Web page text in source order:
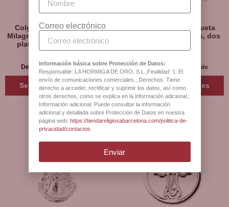
Colgante Medalla Virgen
Milagrosa, enmarque calado,
plata 925, dos modelos
Desde: 64€ I.V.A incluido
Seleccionar opciones
Colgante medalla silueta
Virgen con Niño Jesús, dos
Desde: 25 I.V.A incluido
Seleccionar opciones
Correo electrónico
Información básica sobre Protección de Datos:
Responsable: LA HORMIGA DE ORO, S.L.;Finalidad: 1: El
envío de comunicaciones comerciales.; Derechos: Tiene
derecho a acceder, rectificar y suprimir los datos, así como
otros derechos, como se explica en la información adicional.;
Información adicional: Puede consultar la información
adicional y detallada sobre Protección de Datos en nuestra
página web: https://tiendareligiosabarcelona.com/politica-de-
privacidad/contactos
Enviar